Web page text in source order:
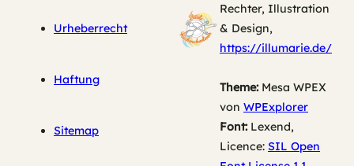
Urheberrecht
Haftung
Sitemap
Rechter, Illustration
& Design,
https://illumarie.de/
Theme:Mesa WPEX
von WPExplorer
Font:Lexend,
Licence: SIL Open